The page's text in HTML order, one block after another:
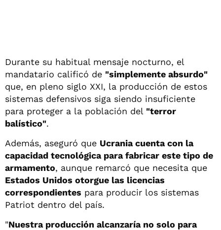
Durante su habitual mensaje nocturno, el
mandatario calificó de "simplemente absurdo"
que, en pleno siglo XXI, la producción de estos
sistemas defensivos siga siendo insuficiente
para proteger a la población del "terror
balístico".
Además, aseguró que Ucrania cuenta con la
capacidad tecnológica para fabricar este tipo de
armamento, aunque remarcó que necesita que
Estados Unidos otorgue las licencias
correspondientes para producir los sistemas
Patriot dentro del país.
"Nuestra producción alcanzaría no solo para